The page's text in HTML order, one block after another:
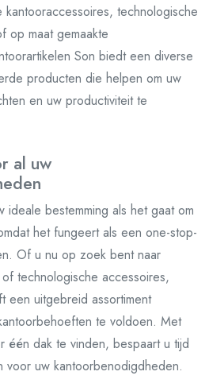
technologische
op maat gemaakte
Son biedt een diverse
producten die helpen om uw
en uw productiviteit te
al uw
ideale bestemming als het gaat om
het fungeert als een one-stop-
Of u nu op zoek bent naar
technologische accessoires,
een uitgebreid assortiment
te voldoen. Met
één dak te vinden, bespaart u tijd
voor uw kantoorbenodigdheden.